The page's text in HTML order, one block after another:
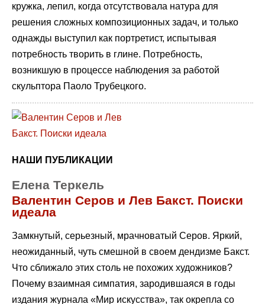
кружка, лепил, когда отсутствовала натура для
решения сложных композиционных задач, и только
однажды выступил как портретист, испытывая
потребность творить в глине. Потребность,
возникшую в процессе наблюдения за работой
скульптора Паоло Трубецкого.
НАШИ ПУБЛИКАЦИИ
Елена Теркель
Валентин Серов и Лев Бакст. Поиски
идеала
Замкнутый, серьезный, мрачноватый Серов. Яркий,
неожиданный, чуть смешной в своем дендизме Бакст.
Что сближало этих столь не похожих художников?
Почему взаимная симпатия, зародившаяся в годы
издания журнала «Мир искусства», так окрепла со